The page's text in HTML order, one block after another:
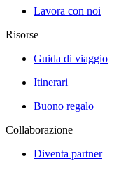
Lavora con noi
Risorse
Guida di viaggio
Itinerari
Buono regalo
Collaborazione
Diventa partner